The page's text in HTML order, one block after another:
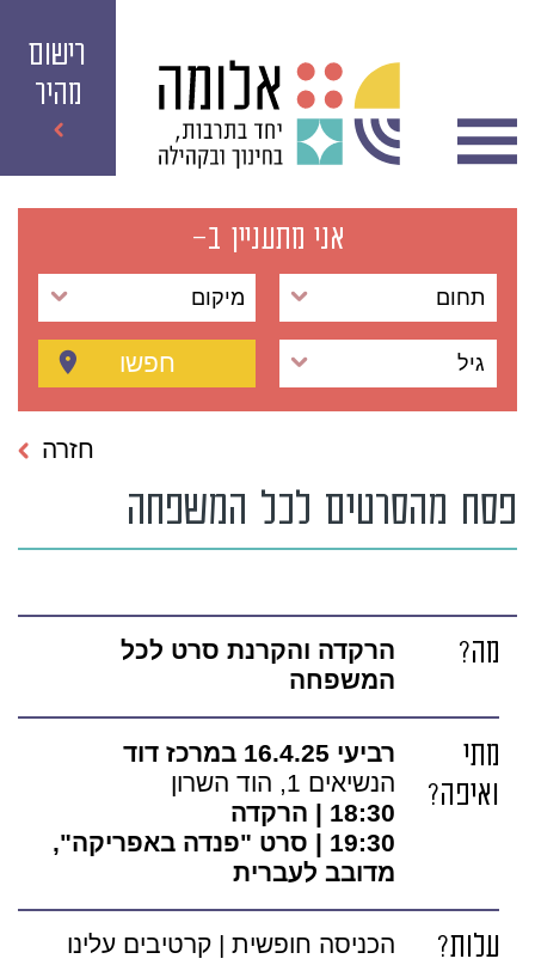
רישום
מהיר
אני מתעניין ב-
תחום מיקום
גיל חפשו
פסח מהסרטים לכל המשפחה
חזרה
מה?
הרקדה והקרנת סרט לכל
המשפחה
מתי
ואיפה?
רביעי 16.4.25 במרכז דוד
הנשיאים 1, הוד השרון
18:30 | הרקדה
19:30 | סרט "פנדה באפריקה",
מדובב לעברית
עלות? הכניסה חופשית | קרטיבים עלינו